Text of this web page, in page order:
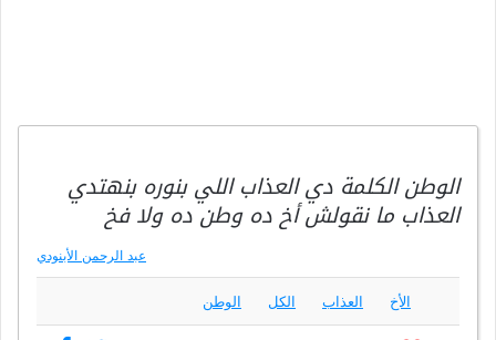
الوطن الكلمة دي العذاب اللي بنوره بنهتدي
العذاب ما نقولش أخ ده وطن ده ولا فخ
عبد الرحمن الأبنودي
الأخ العذاب الكل الوطن